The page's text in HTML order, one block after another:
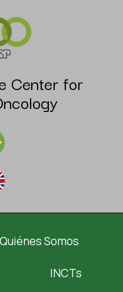
Center for
Quiénes Somos
INCTs